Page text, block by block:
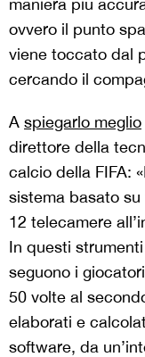
ovvero il punto
viene toccato dal
cercando il
A spiegarlo meglio
direttore della
calcio della FIFA:
sistema basato
12 telecamere
In questi
seguono i
50 volte al
elaborati e
software, da